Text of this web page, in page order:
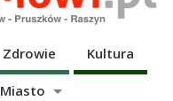
Zdrowie Kultura
Miasto